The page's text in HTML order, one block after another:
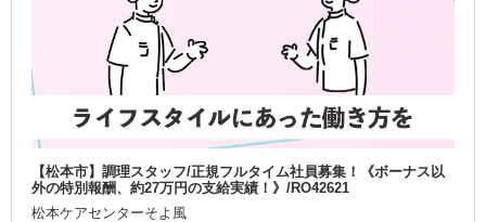
【松本市】調理スタッフ/正規フルタイム社員募集！《ボーナス以
外の特別報酬、約27万円の支給実績！》/RO42621
松本ケアセンターそよ風